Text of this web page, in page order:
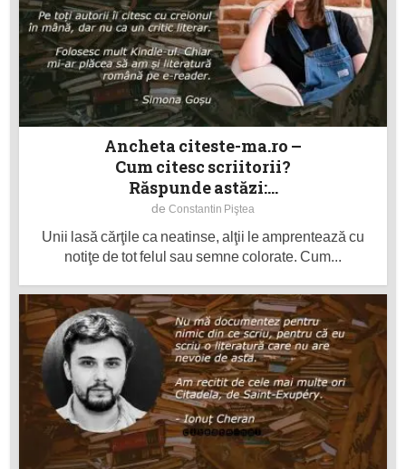
Ancheta citeste-ma.ro –
Cum citesc scriitorii?
Răspunde astăzi:...
de Constantin Piştea
Unii lasă cărţile ca neatinse, alţii le amprentează cu
notiţe de tot felul sau semne colorate. Cum...